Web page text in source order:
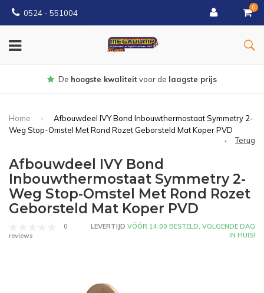
0524 - 551004
0
Gratisbezorgd vanaf €150
Home
Afbouwdeel IVY Bond Inbouwthermostaat Symmetry 2-
Weg Stop-Omstel Met Rond Rozet Geborsteld Mat Koper PVD
Terug
Afbouwdeel IVY Bond
Inbouwthermostaat Symmetry 2-
Weg Stop-Omstel Met Rond Rozet
Geborsteld Mat Koper PVD
0
reviews
LEVERTIJD VÓÓR 14:00 BESTELD, VOLGENDE DAG
IN HUIS!